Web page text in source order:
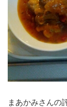
まあかみさんの